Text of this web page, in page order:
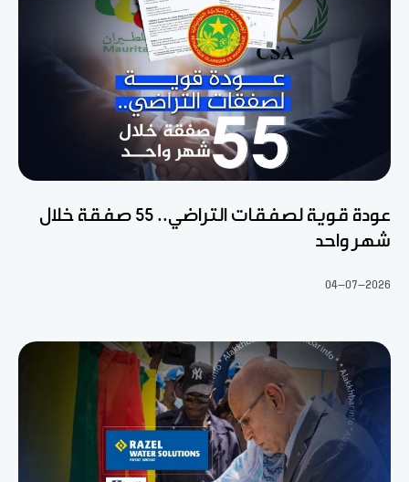
عودة قوية لصفقات التراضي.. 55 صفقة خلال
شهر واحد
04-07-2026